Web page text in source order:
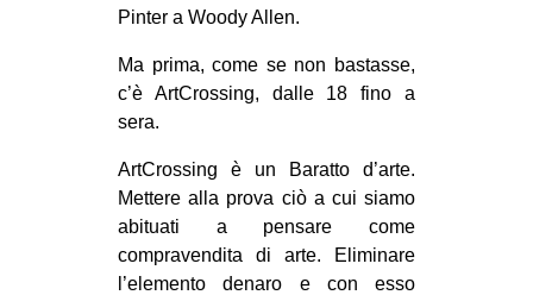
CINEMA
MANIFESTI
MUSICA
INTERNAZIONALE
AFRICA
AMERICHE
Pinter a Woody Allen.
Ma prima, come se non bastasse,
c’è ArtCrossing, dalle 18 fino a
sera.
ArtCrossing è un Baratto d’arte.
Mettere alla prova ciò a cui siamo
abituati a pensare come
compravendita di arte. Eliminare
l’elemento denaro e con esso